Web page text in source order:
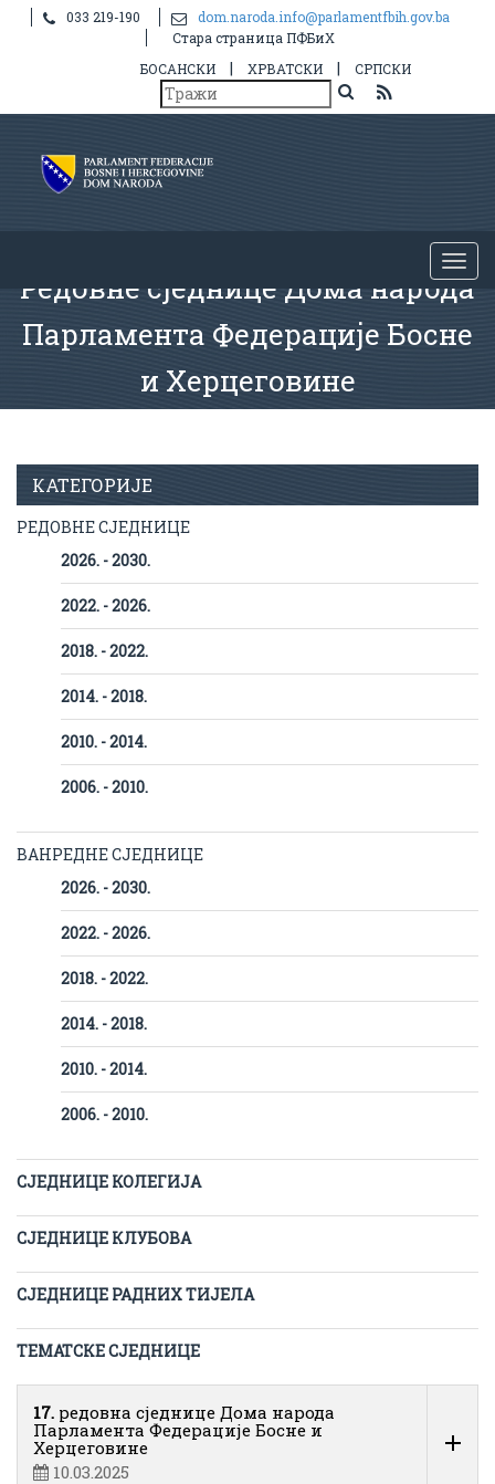
033 219-190
dom.naroda.info@parlamentfbih.gov.ba
Стара страница ПФБиХ
БОСАНСКИ
| ХРВАТСКИ | СРПСКИ
Редовне сједнице Дома народа
Парламента Федерације Босне
и Херцеговине
КАТЕГОРИЈЕ
РЕДОВНЕ СЈЕДНИЦЕ
2026. - 2030.
2022. - 2026.
2018. - 2022.
2014. - 2018.
2010. - 2014.
2006. - 2010.
ВАНРЕДНЕ СЈЕДНИЦЕ
2026. - 2030.
2022. - 2026.
2018. - 2022.
2014. - 2018.
2010. - 2014.
2006. - 2010.
СЈЕДНИЦЕ КОЛЕГИЈА
СЈЕДНИЦЕ КЛУБОВА
СЈЕДНИЦЕ РАДНИХ ТИЈЕЛА
ТЕМАТСКЕ СЈЕДНИЦЕ
17. редовна сједнице Дома народа
Парламента Федерације Босне и
Херцеговине
10.03.2025